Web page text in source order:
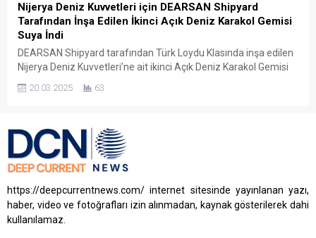
Nijerya Deniz Kuvvetleri için DEARSAN Shipyard
Tarafından İnşa Edilen İkinci Açık Deniz Karakol Gemisi
Suya İndi
DEARSAN Shipyard tarafından Türk Loydu Klasında inşa edilen
Nijerya Deniz Kuvvetleri’ne ait ikinci Açık Deniz Karakol Gemisi
(OPV-76), başarılı bir şekilde suya indirildi. Bu gemiler,
Nijerya’nın deniz güvenliği ihtiyaçlarını karşılamak ve açık deniz
uygun olarak...
20.03.2025 63
https://deepcurrentnews.com/ internet sitesinde yayınlanan yazı,
haber, video ve fotoğrafları izin alınmadan, kaynak gösterilerek dahi
kullanılamaz.